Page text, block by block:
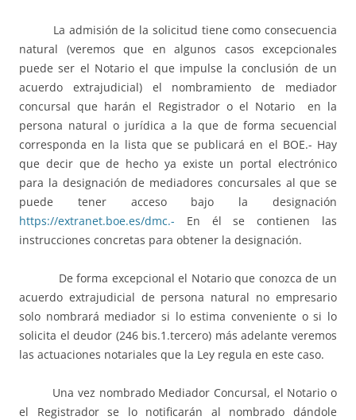
La admisión de la solicitud tiene como consecuencia
natural (veremos que en algunos casos excepcionales
puede ser el Notario el que impulse la conclusión de un
acuerdo extrajudicial) el nombramiento de mediador
concursal que harán el Registrador o el Notario en la
persona natural o jurídica a la que de forma secuencial
corresponda en la lista que se publicará en el BOE.- Hay
que decir que de hecho ya existe un portal electrónico
para la designación de mediadores concursales al que se
puede tener acceso bajo la designación
https://extranet.boe.es/dmc.- En él se contienen las
instrucciones concretas para obtener la designación.
De forma excepcional el Notario que conozca de un
acuerdo extrajudicial de persona natural no empresario
solo nombrará mediador si lo estima conveniente o si lo
solicita el deudor (246 bis.1.tercero) más adelante veremos
las actuaciones notariales que la Ley regula en este caso.
Una vez nombrado Mediador Concursal, el Notario o
el Registrador se lo notificarán al nombrado dándole